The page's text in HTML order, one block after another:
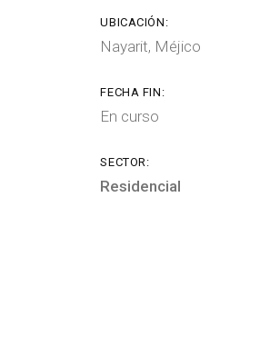
UBICACIÓN:
Nayarit, Méjico
FECHA FIN:
En curso
SECTOR:
Residencial